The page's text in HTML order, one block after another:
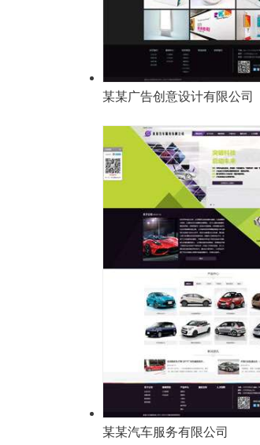
某某广告创意设计有限公司
某某汽车服务有限公司​